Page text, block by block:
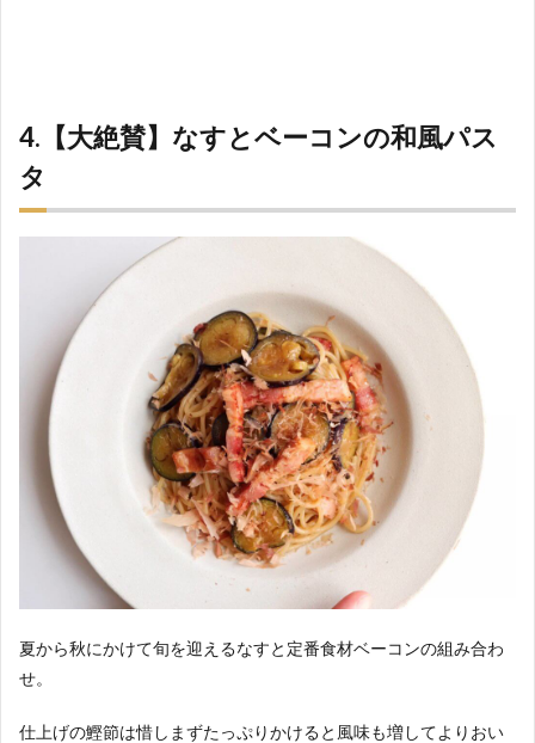
4.【大絶賛】なすとベーコンの和風パス
タ
夏から秋にかけて旬を迎えるなすと定番食材ベーコンの組み合わ
せ。
仕上げの鰹節は惜しまずたっぷりかけると風味も増してよりおい